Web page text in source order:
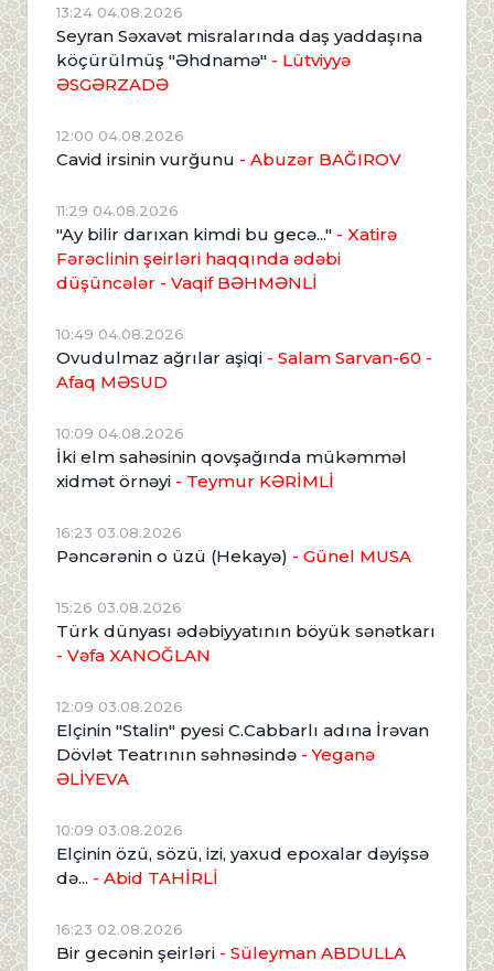
13:24 04.08.2026
Seyran Səxavət misralarında daş yaddaşına
köçürülmüş "Əhdnamə" - Lütviyyə
ƏSGƏRZADƏ
12:00 04.08.2026
Cavid irsinin vurğunu - Abuzər BAĞIROV
11:29 04.08.2026
"Ay bilir darıxan kimdi bu gecə..." - Xatirə
Fərəclinin şeirləri haqqında ədəbi
düşüncələr - Vaqif BƏHMƏNLİ
10:49 04.08.2026
Ovudulmaz ağrılar aşiqi - Salam Sarvan-60 -
Afaq MƏSUD
10:09 04.08.2026
İki elm sahəsinin qovşağında mükəmməl
xidmət örnəyi - Teymur KƏRİMLİ
16:23 03.08.2026
Pəncərənin o üzü (Hekayə) - Günel MUSA
15:26 03.08.2026
Türk dünyası ədəbiyyatının böyük sənətkarı
- Vəfa XANOĞLAN
12:09 03.08.2026
Elçinin "Stalin" pyesi C.Cabbarlı adına İrəvan
Dövlət Teatrının səhnəsində - Yeganə
ƏLİYEVA
10:09 03.08.2026
Elçinin özü, sözü, izi, yaxud epoxalar dəyişsə
də... - Abid TAHİRLİ
16:23 02.08.2026
Bir gecənin şeirləri - Süleyman ABDULLA